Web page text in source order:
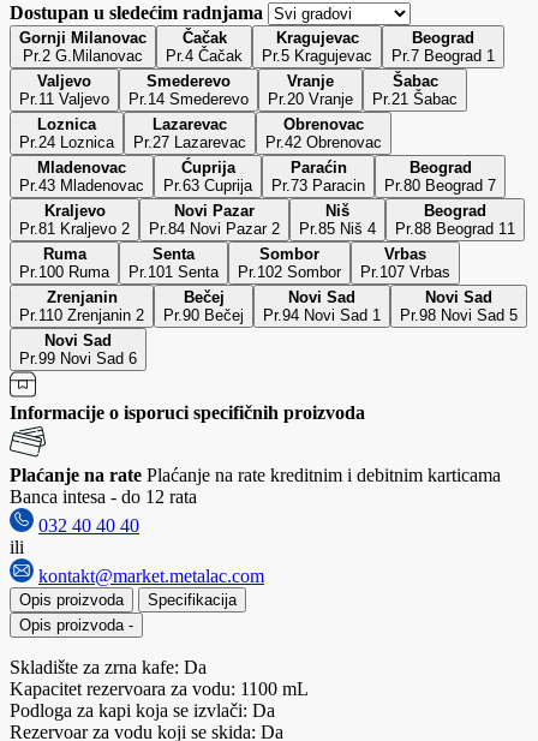
Dostupan u sledećim radnjama
Gornji Milanovac
Pr.2 G.Milanovac
Čačak
Pr.4 Čačak
Kragujevac
Pr.5 Kragujevac
Beograd
Pr.7 Beograd 1
Valjevo
Pr.11 Valjevo
Smederevo
Pr.14 Smederevo
Vranje
Pr.20 Vranje
Šabac
Pr.21 Šabac
Loznica
Pr.24 Loznica
Lazarevac
Pr.27 Lazarevac
Obrenovac
Pr.42 Obrenovac
Mladenovac
Pr.43 Mladenovac
Ćuprija
Pr.63 Cuprija
Paraćin
Pr.73 Paracin
Beograd
Pr.80 Beograd 7
Kraljevo
Pr.81 Kraljevo 2
Novi Pazar
Pr.84 Novi Pazar 2
Niš
Pr.85 Niš 4
Beograd
Pr.88 Beograd 11
Ruma
Pr.100 Ruma
Senta
Pr.101 Senta
Sombor
Pr.102 Sombor
Vrbas
Pr.107 Vrbas
Zrenjanin
Pr.110 Zrenjanin 2
Bečej
Pr.90 Bečej
Novi Sad
Pr.94 Novi Sad 1
Novi Sad
Pr.98 Novi Sad 5
Novi Sad
Pr.99 Novi Sad 6
Informacije o isporuci specifičnih proizvoda
Plaćanje na rate Plaćanje na rate kreditnim i debitnim karticama
Banca intesa - do 12 rata
032 40 40 40
ili
kontakt@market.metalac.com
Opis proizvoda
Specifikacija
Opis proizvoda -
Skladište za zrna kafe: Da
Kapacitet rezervoara za vodu: 1100 mL
Podloga za kapi koja se izvlači: Da
Rezervoar za vodu koji se skida: Da